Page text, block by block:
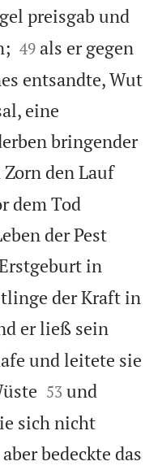
preisgab und


49 als er gegen
entsandte, Wut
eine
bringender
den Lauf
dem Tod
der Pest
in
der Kraft in
er ließ sein
und leitete sie


53 und
sich nicht
bedeckte das